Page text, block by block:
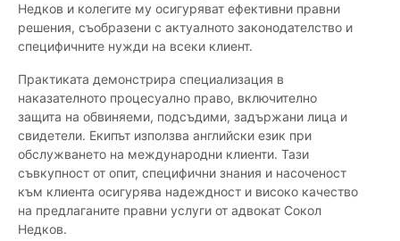
Недков и колегите му осигуряват ефективни правни
решения, съобразени с актуалното законодателство и
специфичните нужди на всеки клиент.
Практиката демонстрира специализация в
наказателното процесуално право, включително
защита на обвиняеми, подсъдими, задържани лица и
свидетели. Екипът използва английски език при
обслужването на международни клиенти. Тази
съвкупност от опит, специфични знания и насоченост
към клиента осигурява надеждност и високо качество
на предлаганите правни услуги от адвокат Сокол
Недков.